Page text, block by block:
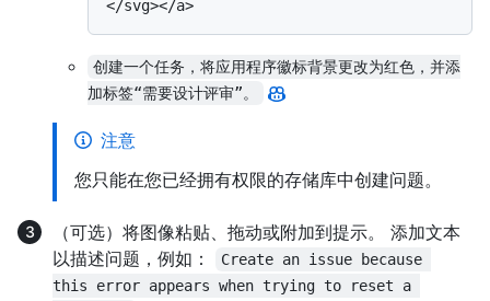
创建一个任务，将应用程序徽标背景更改为红色，并添
加标签“需要设计评审”。
注意
您只能在您已经拥有权限的存储库中创建问题。
（可选）将图像粘贴、拖动或附加到提示。 添加文本
以描述问题，例如：
Create an issue because
this error appears when trying to reset a